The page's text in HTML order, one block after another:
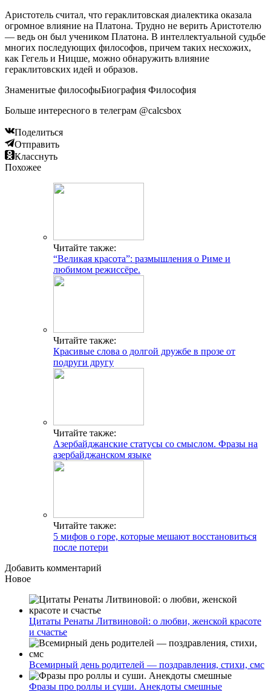
Аристотель считал, что гераклитовская диалектика оказала
огромное влияние на Платона. Трудно не верить Аристотелю
— ведь он был учеником Платона. В интеллектуальной судьбе
многих последующих философов, причем таких несхожих,
как Гегель и Ницше, можно обнаружить влияние
гераклитовских идей и образов.
Знаменитые философыБиография Философия
Больше интересного в телеграм @calcsbox
Поделиться
Отправить
Класснуть
Похожее
Читайте также:
“Великая красота”: размышления о Риме и
любимом режиссёре.
Читайте также:
Красивые слова о долгой дружбе в прозе от
подруги другу
Читайте также:
Азербайджанские статусы со смыслом. Фразы на
азербайджанском языке
Читайте также:
5 мифов о горе, которые мешают восстановиться
после потери
Добавить комментарий
Новое
Цитаты Ренаты Литвиновой: о любви, женской красоте
и счастье
Всемирный день родителей — поздравления, стихи, смс
Фразы про роллы и суши. Анекдоты смешные